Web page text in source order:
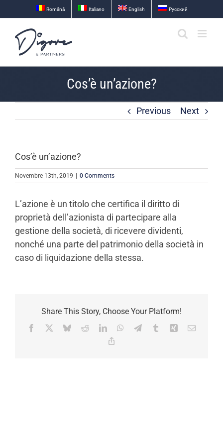
to
content
Română Italiano English Русский
Cos’è un’azione?
Previous Next
Cos’è un’azione?
Novembre 13th, 2019 0 Comments
L’azione è un titolo che certifica il diritto di
proprietà dell’azionista di partecipare alla
gestione della società, di ricevere dividenti,
nonché una parte del patrimonio della società in
caso di liquidazione della stessa.
Share This Story, Choose Your Platform!
Facebook BlueskyRedditLinkedInWhatsApp
TelegramTumblrXing Email